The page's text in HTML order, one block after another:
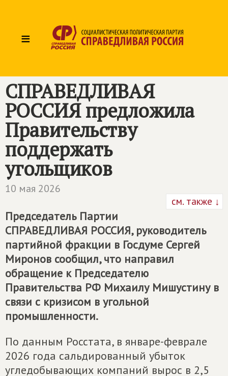
≡
СПРАВЕДЛИВАЯ
РОССИЯпредложила
Правительству
поддержать
угольщиков
10 мая 2026
см. также ↓
Председатель Партии
СПРАВЕДЛИВАЯ РОССИЯ, руководитель
партийной фракции в Госдуме Сергей
Миронов сообщил, что направил
обращение к Председателю
Правительства РФ Михаилу Мишустину в
связи с кризисом в угольной
промышленности.
По данным Росстата, в январе-феврале
2026 года сальдированный убыток
угледобывающих компаний вырос в 2,5